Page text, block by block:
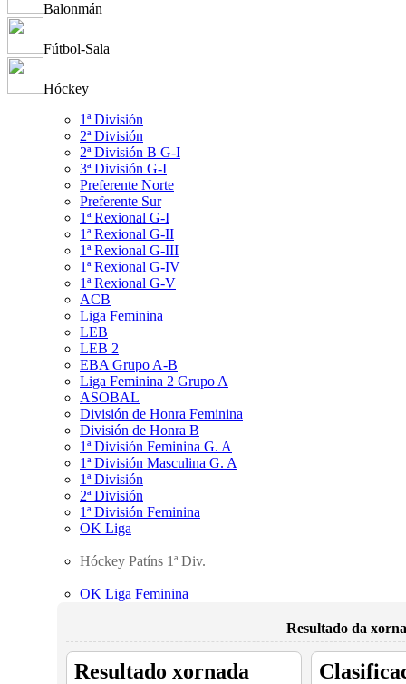
Balonmán
Fútbol-Sala
Hóckey
1ª División
2ª División
2ª División B G-I
3ª División G-I
Preferente Norte
Preferente Sur
1ª Rexional G-I
1ª Rexional G-II
1ª Rexional G-III
1ª Rexional G-IV
1ª Rexional G-V
ACB
Liga Feminina
LEB
LEB 2
EBA Grupo A-B
Liga Feminina 2 Grupo A
ASOBAL
División de Honra Feminina
División de Honra B
1ª División Feminina G. A
1ª División Masculina G. A
1ª División
2ª División
1ª División Feminina
OK Liga
Hóckey Patíns 1ª Div.
OK Liga Feminina
Resultado da
Resultado xornada